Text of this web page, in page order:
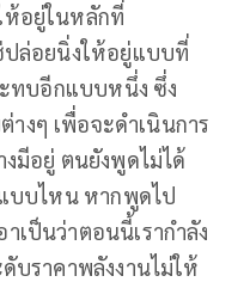
ห้อยู่ในหลักที่
ปล่อยนิ่งให้อยู่แบบที่
ะทบอีกแบบหนึ่ง ซึ่ง
งๆ เพื่อจะดำเนินการ
มีอยู่ ตนยังพูดไม่ได้
แบบไหน หากพูดไป
เป็นว่าตอนนี้เรากำลัง
บราคาพลังงานไม่ให้